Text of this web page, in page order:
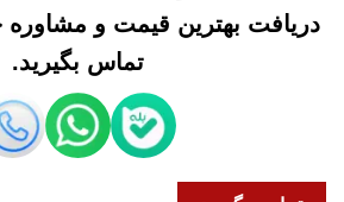
دریافت بهترین قیمت و مشاوره
تماس بگیرید.